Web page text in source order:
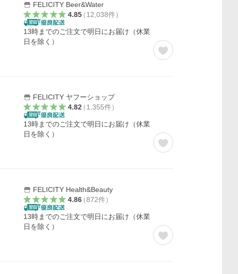
FELICITY Beer&Water
4.85（12,038件）
13時までのご注文で明日にお届け（休業
日を除く）
FELICITY ヤフーショップ
4.82（1,355件）
13時までのご注文で明日にお届け（休業
日を除く）
FELICITY Health&Beauty
4.86（872件）
13時までのご注文で明日にお届け（休業
日を除く）